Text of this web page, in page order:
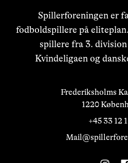
Spillerforeningen er
fodboldspillere på
spillere fra 3.
Kvindeligaen og
Frederiksholms
1220
+45 33 12